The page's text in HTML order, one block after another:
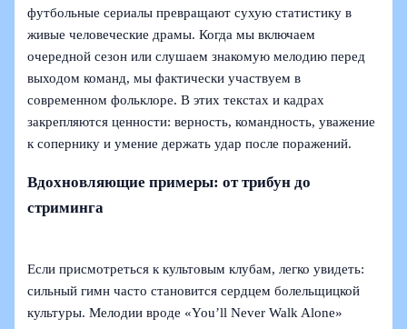
футбольные сериалы превращают сухую статистику в
живые человеческие драмы. Когда мы включаем
очередной сезон или слушаем знакомую мелодию перед
выходом команд, мы фактически участвуем в
современном фольклоре. В этих текстах и кадрах
закрепляются ценности: верность, командность, уважение
к сопернику и умение держать удар после поражений.
Вдохновляющие примеры: от трибун до
стриминга
Если присмотреться к культовым клубам, легко увидеть:
сильный гимн часто становится сердцем болельщицкой
культуры. Мелодии вроде «You’ll Never Walk Alone»